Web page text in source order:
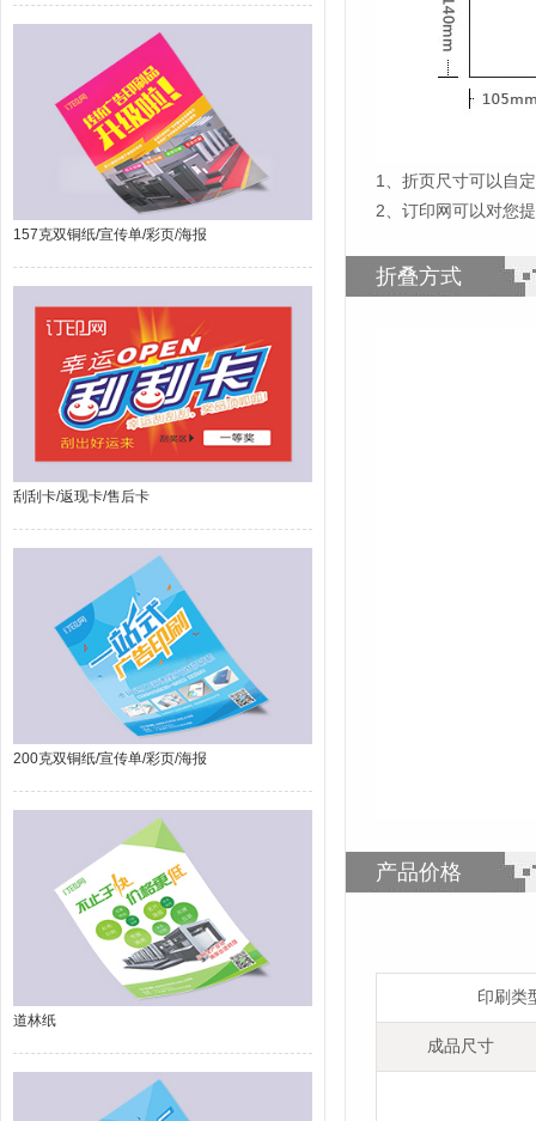
157克双铜纸/宣传单/彩页/海报
刮刮卡/返现卡/售后卡
200克双铜纸/宣传单/彩页/海报
道林纸
1
折页尺寸可以自
2、订印网可以对您
折叠方式
产品价格
印刷类
成品尺寸